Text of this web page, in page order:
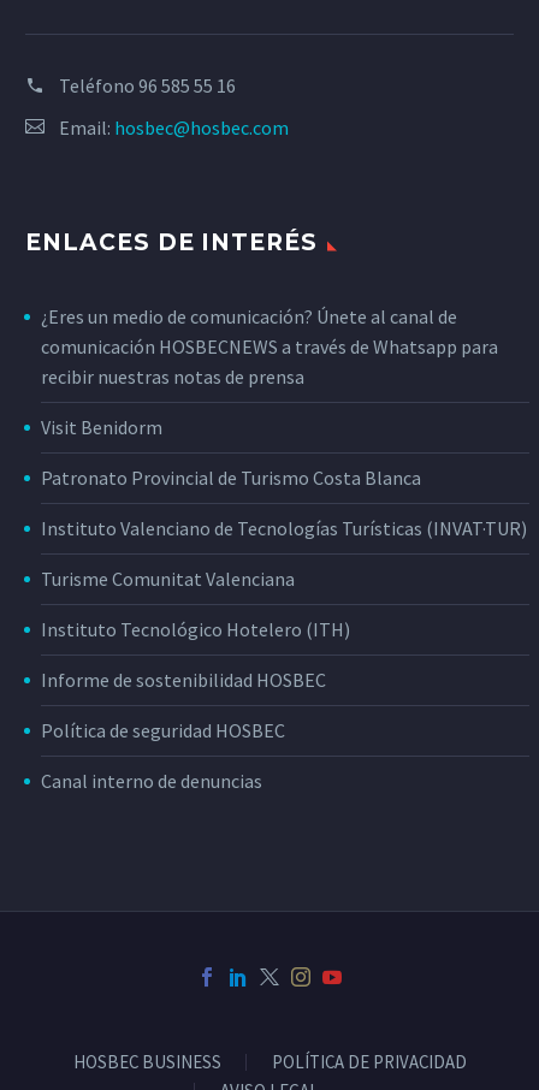
Teléfono 96 585 55 16
Email: hosbec@hosbec.com
ENLACES DE INTERÉS
¿Eres un medio de comunicación? Únete al canal de
comunicación HOSBECNEWS a través de Whatsapp para
recibir nuestras notas de prensa
Visit Benidorm
Patronato Provincial de Turismo Costa Blanca
Instituto Valenciano de Tecnologías Turísticas (INVAT·TUR)
Turisme Comunitat Valenciana
Instituto Tecnológico Hotelero (ITH)
Informe de sostenibilidad HOSBEC
Política de seguridad HOSBEC
Canal interno de denuncias
HOSBEC BUSINESS
POLÍTICA DE PRIVACIDAD